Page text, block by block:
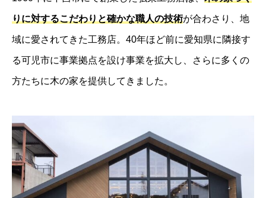
りに対するこだわりと確かな職人の技術が合わさり、地
域に愛されてきた工務店。40年ほど前に愛知県に隣接す
る可児市に事業拠点を設け事業を拡大し、さらに多くの
方たちに木の家を提供してきました。